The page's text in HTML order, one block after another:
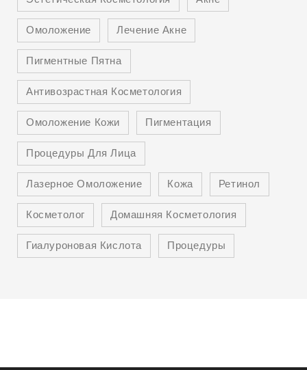
Омоложение
Лечение Акне
Пигментные Пятна
Антивозрастная Косметология
Омоложение Кожи
Пигментация
Процедуры Для Лица
Лазерное Омоложение
Кожа
Ретинол
Косметолог
Домашняя Косметология
Гиалуроновая Кислота
Процедуры